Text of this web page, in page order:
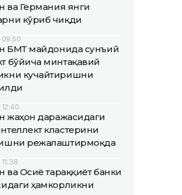
ва Германия янги
кўриб чиқди
09:50
БМТ майдонида сунъий
бўйича минтақавий
кучайтиришни
жаҳон даражасидаги
кластерини
режалаштирмоқда
ва Осиё тараққиёт банки
ҳамкорликни